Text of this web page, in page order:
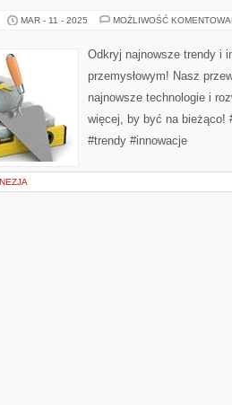
MAR - 11 - 2025 MOŻLIWOŚĆ
Odkryj najnowsze trendy i
przemysłowym! Nasz
najnowsze technologie i
więcej, by być na bieżąco!
#trendy #innowacje